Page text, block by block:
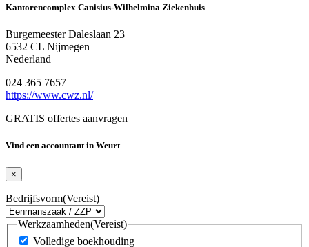
Kantorencomplex Canisius-Wilhelmina Ziekenhuis
Burgemeester Daleslaan 23
6532 CL Nijmegen
Nederland
024 365 7657
https://www.cwz.nl/
GRATIS offertes aanvragen
Vind een accountant in Weurt
×
Bedrijfsvorm(Vereist)
Werkzaamheden(Vereist)
Volledige boekhouding